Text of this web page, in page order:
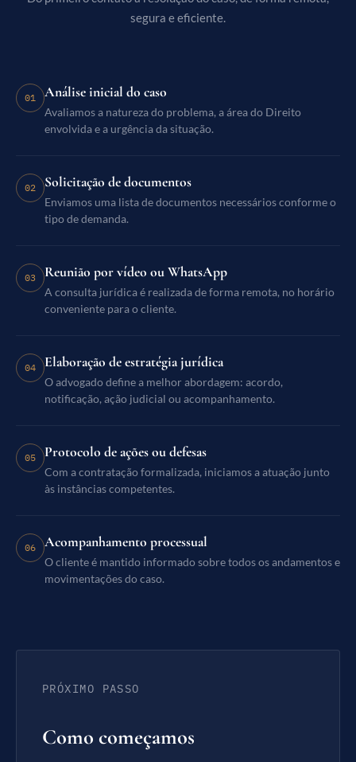
segura e eficiente.
01 Análise inicial do caso
Avaliamos a natureza do problema, a área do Direito
envolvida e a urgência da situação.
02 Solicitação de documentos
Enviamos uma lista de documentos necessários conforme o
tipo de demanda.
03 Reunião por vídeo ou WhatsApp
A consulta jurídica é realizada de forma remota, no horário
conveniente para o cliente.
04 Elaboração de estratégia jurídica
O advogado define a melhor abordagem: acordo,
notificação, ação judicial ou acompanhamento.
05 Protocolo de ações ou defesas
Com a contratação formalizada, iniciamos a atuação junto
às instâncias competentes.
06 Acompanhamento processual
O cliente é mantido informado sobre todos os andamentos e
movimentações do caso.
PRÓXIMO PASSO
Como começamos